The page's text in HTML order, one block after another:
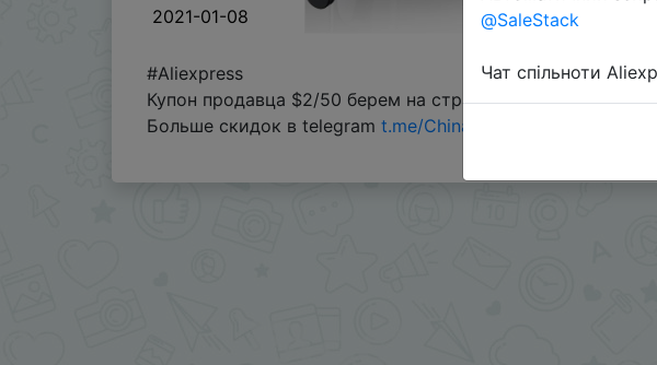
2021-01-08
#Aliexpress
Купон продавца $2/50 берем на странице товара +
Больше скидок в telegram t.me/ChinaGoodBuy
@SaleStack
Чат спільноти